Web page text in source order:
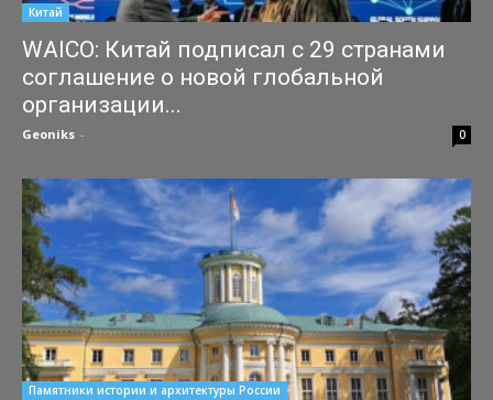
Китай
WAICO: Китай подписал с 29 странами
соглашение о новой глобальной
организации...
Geoniks - 0
Памятники истории и архитектуры России